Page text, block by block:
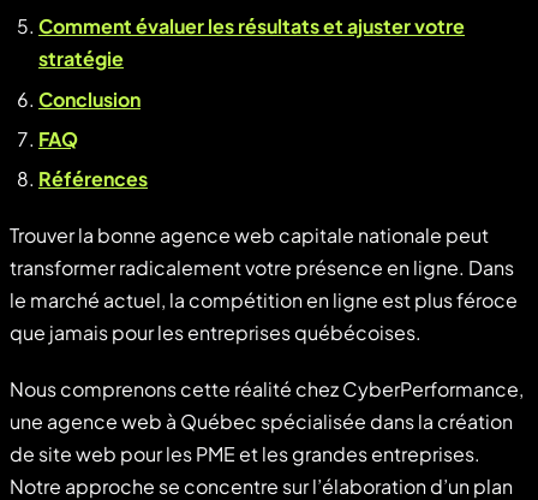
Comment évaluer les résultats et ajuster votre
stratégie
Conclusion
FAQ
Références
Trouver la bonne agence web capitale nationale peut
transformer radicalement votre présence en ligne. Dans
le marché actuel, la compétition en ligne est plus féroce
que jamais pour les entreprises québécoises.
Nous comprenons cette réalité chez CyberPerformance,
une agence web à Québec spécialisée dans la création
de site web pour les PME et les grandes entreprises.
Notre approche se concentre sur l’élaboration d’un plan